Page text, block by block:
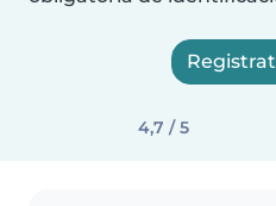
4,7 / 5